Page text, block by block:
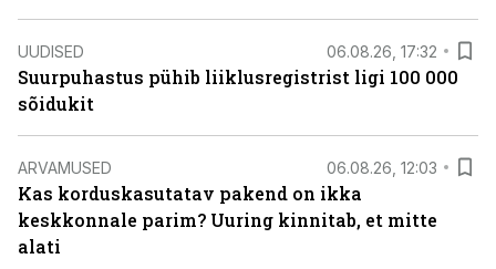
UUDISED 06.08.26, 17:32
Suurpuhastus pühib liiklusregistrist ligi 100 000
sõidukit
ARVAMUSED 06.08.26, 12:03
Kas korduskasutatav pakend on ikka
keskkonnale parim? Uuring kinnitab, et mitte
alati